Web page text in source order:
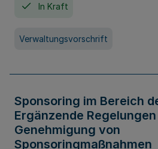
In Kraft
Verwaltungsvorschrift
Sponsoring im Bereich
Ergänzende
Genehmigung von
Sponsoringmaßnahmen